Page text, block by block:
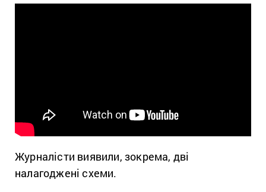
Журналісти виявили, зокрема, дві
налагоджені схеми.